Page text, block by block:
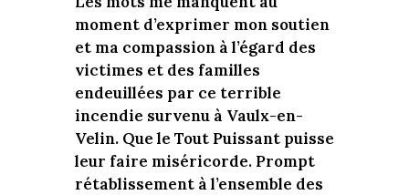
moment d’exprimer mon soutien
et ma compassion à l’égard des
victimes et des familles
endeuillées par ce terrible
incendie survenu à Vaulx-en-
Velin. Que le Tout Puissant puisse
leur faire miséricorde. Prompt
rétablissement à l’ensemble des